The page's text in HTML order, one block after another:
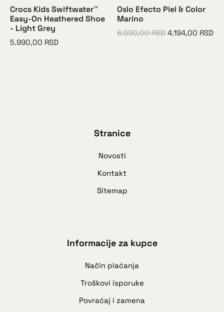
Crocs Kids Swiftwater™
Easy-On Heathered Shoe
- Light Grey
5.990,00 RSD
Oslo Efecto Piel & Color
Marino
6.990,00RSD 4.194,00 RSD
Stranice
Novosti
Kontakt
Sitemap
Informacije za kupce
Način plaćanja
Troškovi isporuke
Povraćaj i zamena